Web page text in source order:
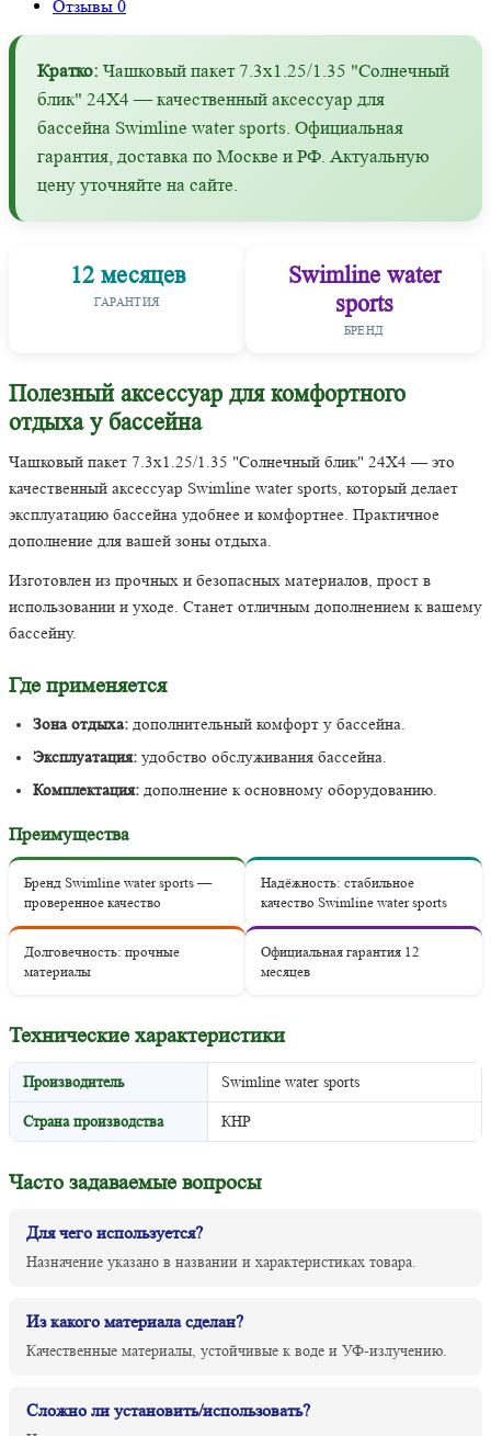
Отзывы 0
Кратко: Чашковый пакет 7.3х1.25/1.35 "Солнечный
блик" 24X4 — качественный аксессуар для
бассейна Swimline water sports. Официальная
гарантия, доставка по Москве и РФ. Актуальную
цену уточняйте на сайте.
12 месяцев
ГАРАНТИЯ
Swimline water
sports
БРЕНД
Полезный аксессуар для комфортного
отдыха у бассейна
Чашковый пакет 7.3х1.25/1.35 "Солнечный блик" 24X4 — это
качественный аксессуар Swimline water sports, который делает
эксплуатацию бассейна удобнее и комфортнее. Практичное
дополнение для вашей зоны отдыха.
Изготовлен из прочных и безопасных материалов, прост в
использовании и уходе. Станет отличным дополнением к вашему
бассейну.
Где применяется
Зона отдыха: дополнительный комфорт у бассейна.
Эксплуатация: удобство обслуживания бассейна.
Комплектация: дополнение к основному оборудованию.
Преимущества
Бренд Swimline water sports —
проверенное качество
Надёжность: стабильное
качество Swimline water sports
Долговечность: прочные
материалы
Официальная гарантия 12
месяцев
Технические характеристики
Производитель Swimline water sports
Страна производства КНР
Часто задаваемые вопросы
Для чего используется?
Назначение указано в названии и характеристиках товара.
Из какого материала сделан?
Качественные материалы, устойчивые к воде и УФ-излучению.
Сложно ли установить/использовать?